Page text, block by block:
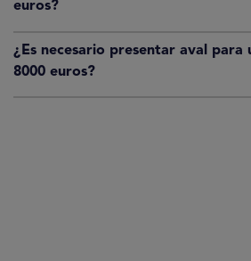
euros?
¿Es necesario presentar aval para
8000 euros?